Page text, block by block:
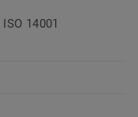
ISO 14001